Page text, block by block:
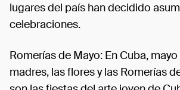
lugares del país han decidido
celebraciones.
Romerías de Mayo: En Cuba,
madres, las flores y las Romerías